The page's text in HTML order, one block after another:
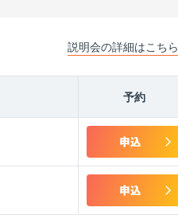
説明会の詳細はこちら
予約